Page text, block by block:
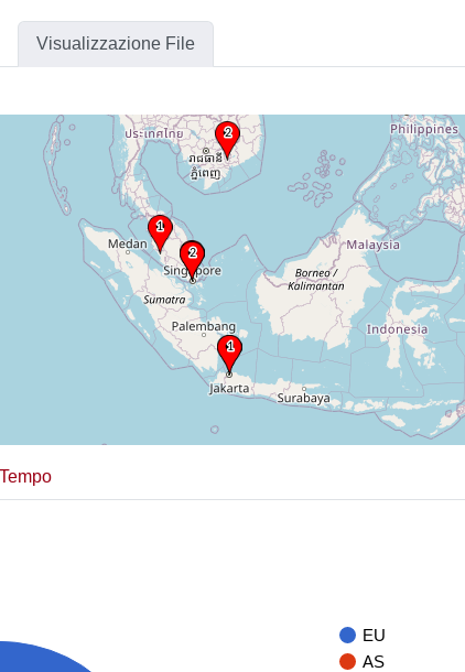
Visualizzazione File
Tempo
EU
AS